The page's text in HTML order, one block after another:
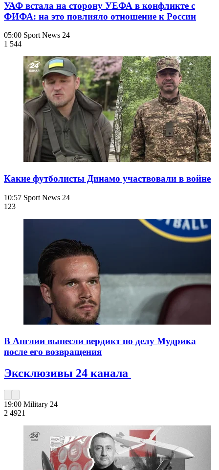
УАФ встала на сторону УЕФА в конфликте с
ФИФА: на это повлияло отношение к России
05:00 Sport News 24
1 544
Какие футболисты Динамо участвовали в войне
10:57 Sport News 24
123
В Англии вынесли вердикт по делу Мудрика
после его возвращения
Эксклюзивы 24 канала
19:00 Military 24
2 4921